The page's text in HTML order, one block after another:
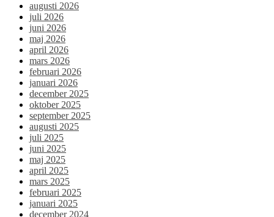
augusti 2026
juli 2026
juni 2026
maj 2026
april 2026
mars 2026
februari 2026
januari 2026
december 2025
oktober 2025
september 2025
augusti 2025
juli 2025
juni 2025
maj 2025
april 2025
mars 2025
februari 2025
januari 2025
december 2024